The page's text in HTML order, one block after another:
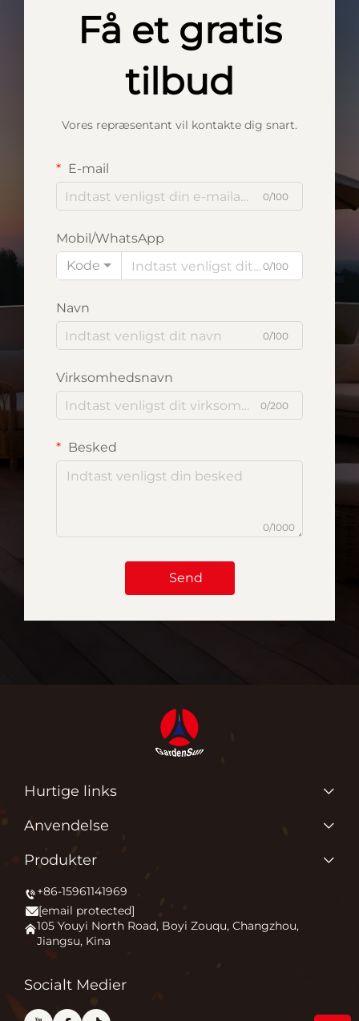
Få et gratis
tilbud
Vores repræsentant vil kontakte dig snart.
E-mail
0/100
Mobil/WhatsApp
Kode
0/100
Navn
0/100
Virksomhedsnavn
0/200
Besked
0/1000
Send
Hurtige links
Produkter
Nyheder
Kontakt os
Ofte stillede spørgsmål
Anvendelse
Hvorfor elsker vi, hvad vi gør?
Produkter
Terrasseovn
Bålplads
Pizza ovn
+86-15961141969
[email protected]
105 Youyi North Road, Boyi Zouqu, Changzhou,
Jiangsu, Kina
Socialt Medier